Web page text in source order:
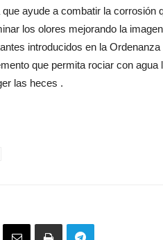
ayude a combatir la
los olores mejorando la
introducidos en la
que permita rociar con
las heces .